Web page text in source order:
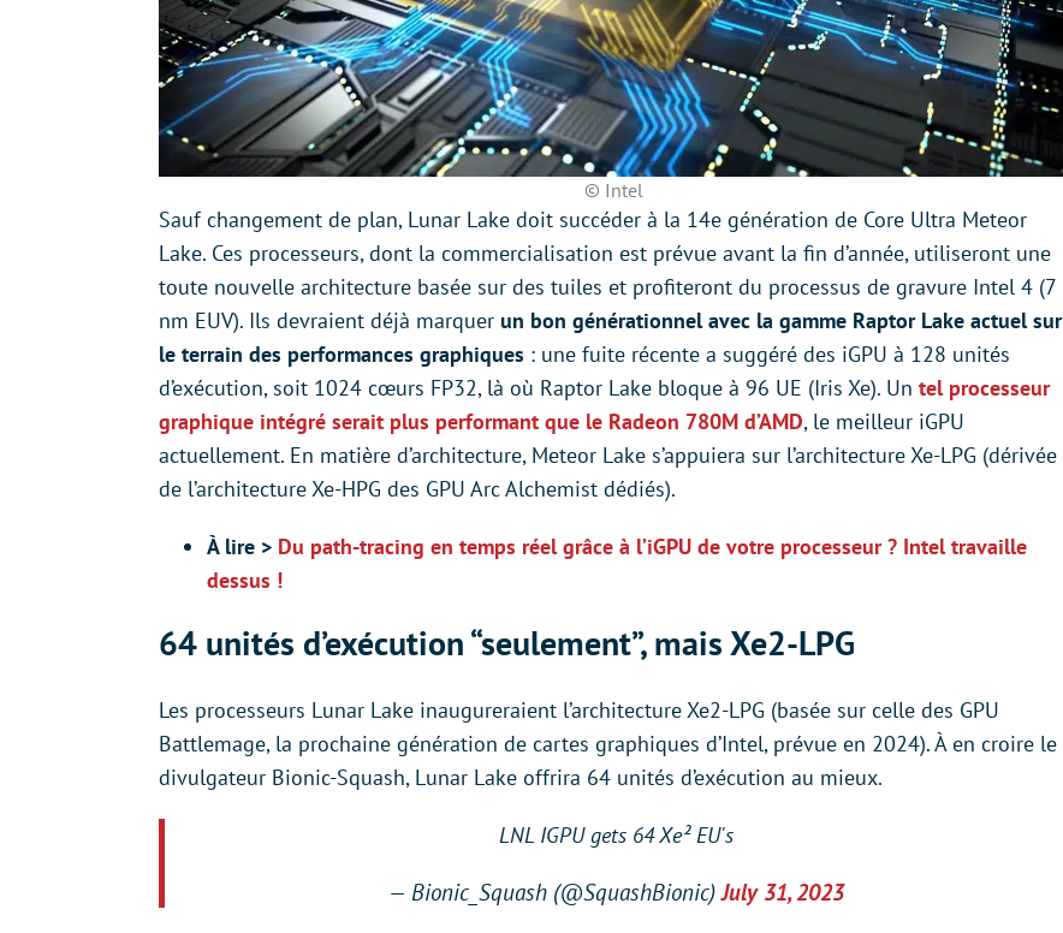
© Intel
Sauf changement de plan, Lunar Lake doit succéder à la 14e génération de Core Ultra Meteor
Lake. Ces processeurs, dont la commercialisation est prévue avant la fin d’année, utiliseront une
toute nouvelle architecture basée sur des tuiles et profiteront du processus de gravure Intel 4 (7
nm EUV). Ils devraient déjà marquer un bon générationnel avec la gamme Raptor Lake actuel sur
le terrain des performances graphiques : une fuite récente a suggéré des iGPU à 128 unités
d’exécution, soit 1024 cœurs FP32, là où Raptor Lake bloque à 96 UE (Iris Xe). Un tel processeur
graphique intégré serait plus performant que le Radeon 780M d’AMD, le meilleur iGPU
actuellement. En matière d’architecture, Meteor Lake s’appuiera sur l’architecture Xe-LPG (dérivée
de l’architecture Xe-HPG des GPU Arc Alchemist dédiés).
À lire > Du path-tracing en temps réel grâce à l’iGPU de votre processeur ? Intel travaille
dessus !
64 unités d’exécution “seulement”, mais Xe2-LPG
Les processeurs Lunar Lake inaugureraient l’architecture Xe2-LPG (basée sur celle des GPU
Battlemage, la prochaine génération de cartes graphiques d’Intel, prévue en 2024). À en croire le
divulgateur Bionic-Squash, Lunar Lake offrira 64 unités d’exécution au mieux.
LNL IGPU gets 64 Xe² EU's
— Bionic_Squash (@SquashBionic)July 31, 2023